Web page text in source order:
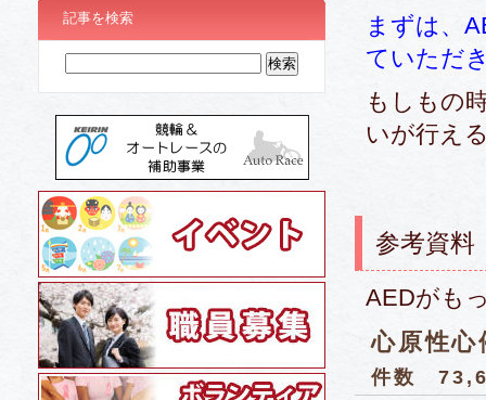
まずは、
ていただ
もしもの
いが行え
参考資料
AEDがも
心原性
件数
記事を検索